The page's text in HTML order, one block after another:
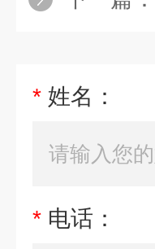
* 姓名：
* 电话：